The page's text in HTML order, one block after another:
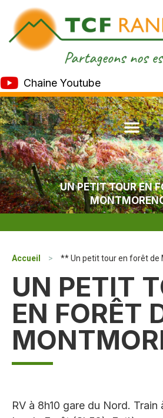
Chaine Youtube
UN PETIT TOUR EN
Accueil > ** Un petit tour en forêt de
UN PETIT
EN FORÊT
RV à 8h10 gare du Nord.